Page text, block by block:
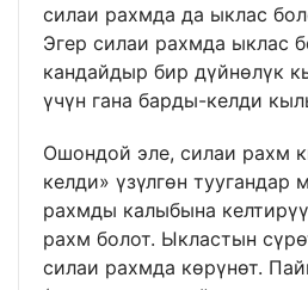
силаи рахмда да ыклас
Эгер силаи рахмда ыклас
кандайдыр бир дүйнөлүк
үчүн гана барды-келди
Ошондой эле, силаи рахм
келди» үзүлгөн туугандар
рахмды калыбына
рахм болот. Ыкластын
силаи рахмда көрүнөт.